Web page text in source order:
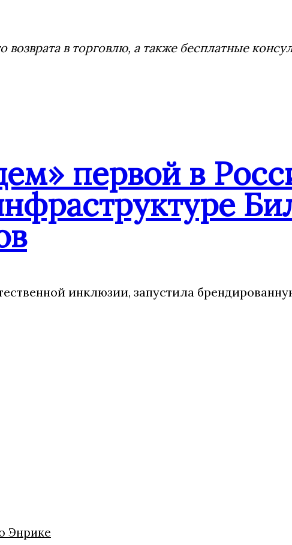
в торговлю, а также бесплатные
первой в
инклюзии, запустила
Энрике